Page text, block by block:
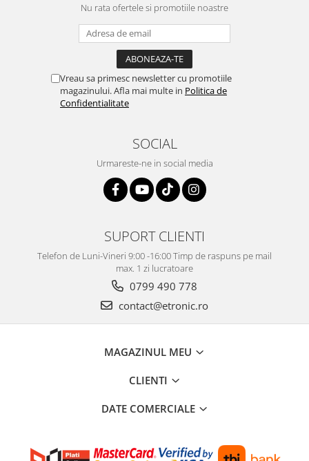
Nu rata ofertele si promotiile noastre
Vreau sa primesc newsletter cu promotiile
magazinului. Afla mai multe in Politica de
Confidentialitate
SOCIAL
Urmareste-ne in social media
SUPORT CLIENTI
Telefon de Luni-Vineri 9:00 -16:00 Timp de raspuns pe mail
max. 1 zi lucratoare
0799 490 778
contact@etronic.ro
MAGAZINUL MEU
CLIENTI
DATE COMERCIALE